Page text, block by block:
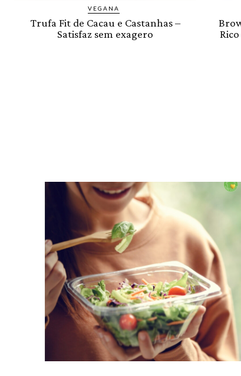
VEGANA
Trufa Fit de Cacau e Castanhas –
Satisfaz sem exagero